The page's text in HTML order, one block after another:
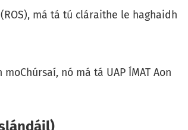
má tá tú cláraithe le haghaidh
nó má tá UAP ÍMAT Aon